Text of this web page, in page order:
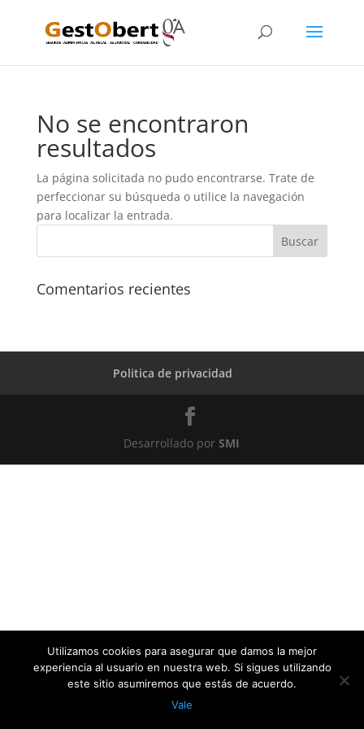
No se encontraron
resultados
La página solicitada no pudo encontrarse. Trate de
perfeccionar su búsqueda o utilice la navegación
para localizar la entrada.
Comentarios recientes
Politica de privacidad
Desarrollado porSMI
Utilizamos cookies para asegurar que damos la mejor
experiencia al usuario en nuestra web. Si sigues utilizando
este sitio asumiremos que estás de acuerdo.
Vale